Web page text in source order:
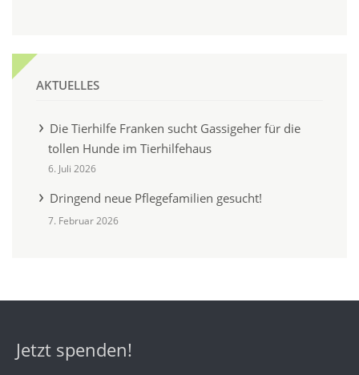
AKTUELLES
Die Tierhilfe Franken sucht Gassigeher für die
tollen Hunde im Tierhilfehaus
6. Juli 2026
Dringend neue Pflegefamilien gesucht!
7. Februar 2026
Jetzt spenden!